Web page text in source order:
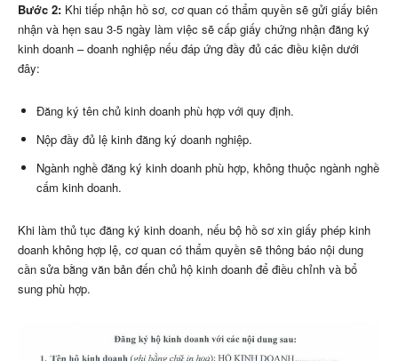
Bước 2: Khi tiếp nhận hồ sơ, cơ quan có thẩm quyền sẽ gửi giấy biên
nhận và hẹn sau 3-5 ngày làm việc sẽ cấp giấy chứng nhận đăng ký
kinh doanh – doanh nghiệp nếu đáp ứng đầy đủ các điều kiện dưới
đây:
Đăng ký tên chủ kinh doanh phù hợp với quy định.
Nộp đầy đủ lệ kinh đăng ký doanh nghiệp.
Ngành nghề đăng ký kinh doanh phù hợp, không thuộc ngành nghề
cấm kinh doanh.
Khi làm thủ tục đăng ký kinh doanh, nếu bộ hồ sơ xin giấy phép kinh
doanh không hợp lệ, cơ quan có thẩm quyền sẽ thông báo nội dung
cần sửa bằng văn bản đến chủ hộ kinh doanh để điều chỉnh và bổ
sung phù hợp.